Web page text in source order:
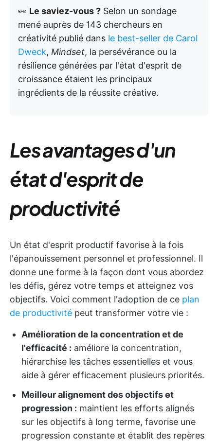
👀 Le saviez-vous ? Selon un sondage
mené auprès de 143 chercheurs en
créativité publié dans le best-seller de Carol
Dweck, Mindset, la persévérance ou la
résilience générées par l'état d'esprit de
croissance étaient les principaux
ingrédients de la réussite créative.
Les avantages d'un
état d'esprit de
productivité
Un état d'esprit productif favorise à la fois
l'épanouissement personnel et professionnel. Il
donne une forme à la façon dont vous abordez
les défis, gérez votre temps et atteignez vos
objectifs. Voici comment l'adoption de ce plan
de productivité peut transformer votre vie :
Amélioration de la concentration et de
l'efficacité : améliore la concentration,
hiérarchise les tâches essentielles et vous
aide à gérer efficacement plusieurs priorités.
Meilleur alignement des objectifs et
progression : maintient les efforts alignés
sur les objectifs à long terme, favorise une
progression constante et établit des repères